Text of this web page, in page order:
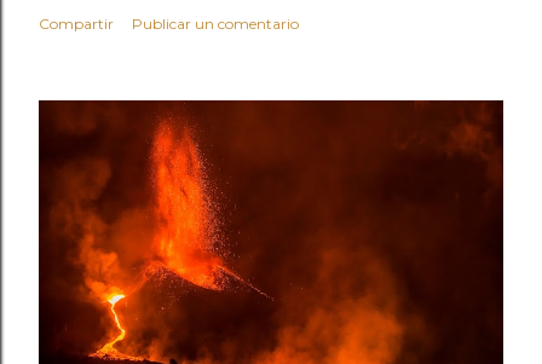
Compartir Publicar un comentario